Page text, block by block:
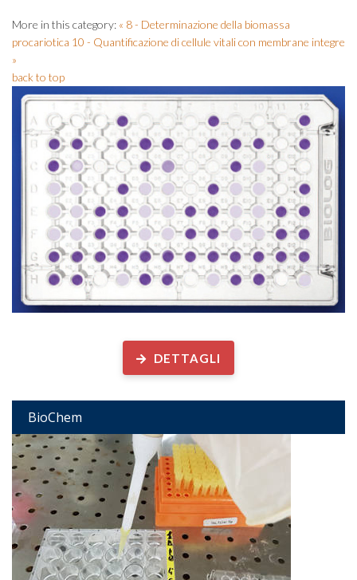
More in this category: « 8 - Determinazione della biomassa
procariotica 10 - Quantificazione di cellule vitali con membrane integre
»
back to top
DETTAGLI
BioChem